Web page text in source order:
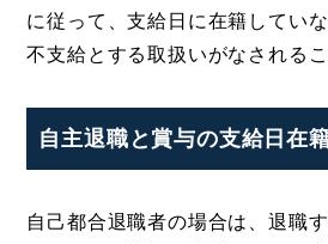
に従って、支給日に在籍してい
不支給とする取扱いがなされる
自主退職と賞与の支給日在
自己都合退職者の場合は、退職